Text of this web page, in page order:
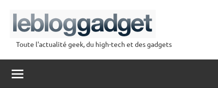
contenu
lebloggadget
Toute l'actualité geek, du high-tech et des gadgets